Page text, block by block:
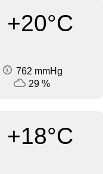
+20°C
762 mmHg
29 %
+18°C